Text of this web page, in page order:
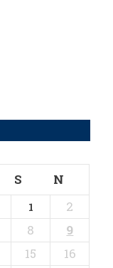
S N
1
2
8
9
15
16